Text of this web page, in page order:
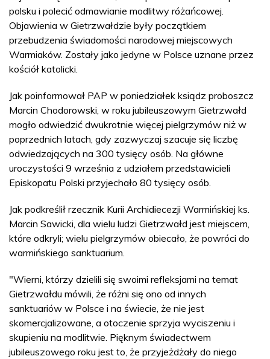
polsku i polecić odmawianie modlitwy różańcowej.
Objawienia w Gietrzwałdzie były początkiem
przebudzenia świadomości narodowej miejscowych
Warmiaków. Zostały jako jedyne w Polsce uznane przez
kościół katolicki.
Jak poinformował PAP w poniedziałek ksiądz proboszcz
Marcin Chodorowski, w roku jubileuszowym Gietrzwałd
mogło odwiedzić dwukrotnie więcej pielgrzymów niż w
poprzednich latach, gdy zazwyczaj szacuje się liczbę
odwiedzających na 300 tysięcy osób. Na główne
uroczystości 9 września z udziałem przedstawicieli
Episkopatu Polski przyjechało 80 tysięcy osób.
Jak podkreślił rzecznik Kurii Archidiecezji Warmińskiej ks.
Marcin Sawicki, dla wielu ludzi Gietrzwałd jest miejscem,
które odkryli; wielu pielgrzymów obiecało, że powróci do
warmińskiego sanktuarium.
"Wierni, którzy dzielili się swoimi refleksjami na temat
Gietrzwałdu mówili, że różni się ono od innych
sanktuariów w Polsce i na świecie, że nie jest
skomercjalizowane, a otoczenie sprzyja wyciszeniu i
skupieniu na modlitwie. Pięknym świadectwem
jubileuszowego roku jest to, że przyjeżdżały do niego